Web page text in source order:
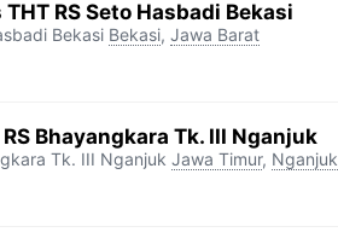
RS Seto Hasbadi Bekasi
Bekasi Bekasi, Jawa Barat
Bhayangkara Tk. III Nganjuk
Tk. III Nganjuk Jawa Timur, Nganjuk